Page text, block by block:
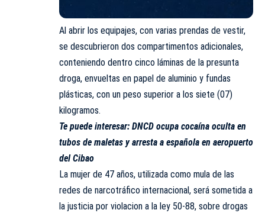
Al abrir los equipajes, con varias prendas de vestir,
se descubrieron dos compartimentos adicionales,
conteniendo dentro cinco láminas de la presunta
droga, envueltas en papel de aluminio y fundas
plásticas, con un peso superior a los siete (07)
kilogramos.
Te puede interesar: DNCD ocupa cocaína oculta en
tubos de maletas y arresta a española en aeropuerto
del Cibao
La mujer de 47 años, utilizada como mula de las
redes de narcotráfico internacional, será sometida a
la justicia por violacion a la ley 50-88, sobre drogas